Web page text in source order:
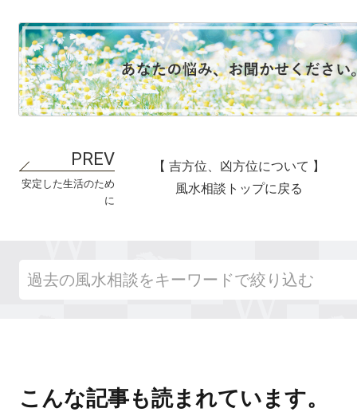
安定した生活のため
に
【 吉方位、凶方位について 】
風水相談トップに戻る
こんな記事も読まれています。